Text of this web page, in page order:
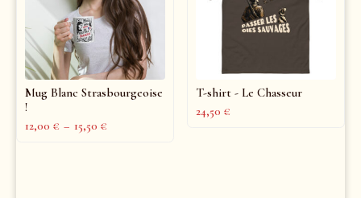
Mug Blanc Strasbourgeoise
!
12,00 € – 15,50 €
T-shirt - Le Chasseur
24,50 €